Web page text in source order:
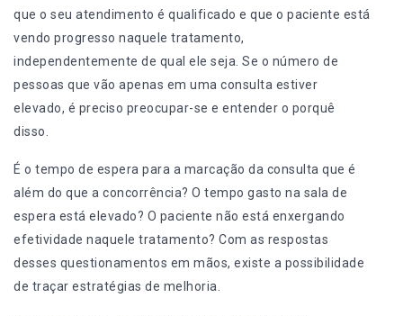
que o seu atendimento é qualificado e que o paciente está
vendo progresso naquele tratamento,
independentemente de qual ele seja. Se o número de
pessoas que vão apenas em uma consulta estiver
elevado, é preciso preocupar-se e entender o porquê
disso.
É o tempo de espera para a marcação da consulta que é
além do que a concorrência? O tempo gasto na sala de
espera está elevado? O paciente não está enxergando
efetividade naquele tratamento? Com as respostas
desses questionamentos em mãos, existe a possibilidade
de traçar estratégias de melhoria.